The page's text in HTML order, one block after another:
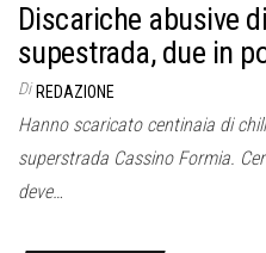
Discariche abusive
supestrada, due in
Di REDAZIONE
Hanno scaricato centinaia di
superstrada Cassino Formia.
deve…